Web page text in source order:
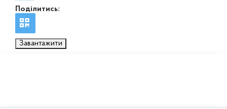
Поділитись:
Завантажити